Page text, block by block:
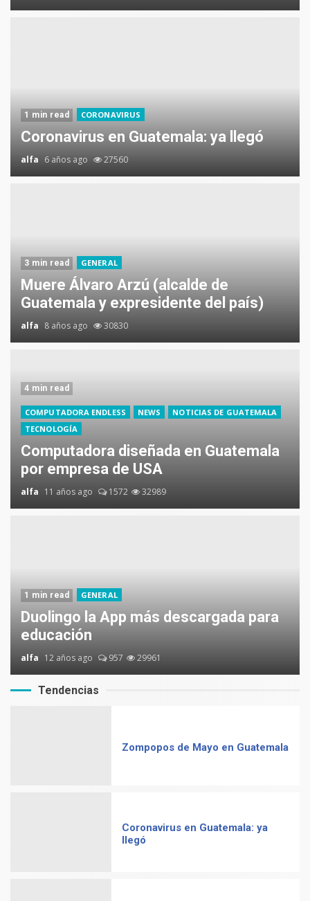
1 min read CORONAVIRUS
Coronavirus en Guatemala: ya llegó
alfa 6 años ago 27560
3 min read GENERAL
Muere Álvaro Arzú (alcalde de
Guatemala y expresidente del país)
alfa 8 años ago 30830
4 min read
COMPUTADORA ENDLESS NEWS
NOTICIAS DE GUATEMALA
TECNOLOGÍA
Computadora diseñada en Guatemala
por empresa de USA
alfa 11 años ago 1572 32989
1 min read GENERAL
Duolingo la App más descargada para
educación
alfa 12 años ago 957 29961
Tendencias
Zompopos de Mayo en Guatemala
Coronavirus en Guatemala: ya
llegó